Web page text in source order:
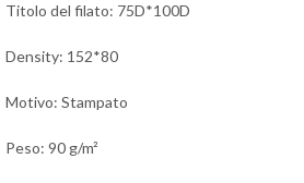
Titolo del filato: 75D*100D
Density: 152*80
Motivo: Stampato
Peso: 90 g/m²